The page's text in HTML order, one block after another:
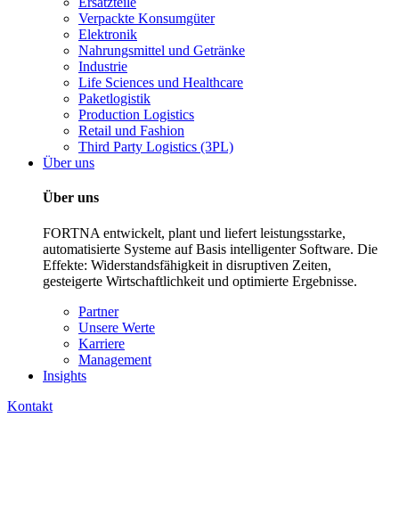
Verpackte Konsumgüter
Elektronik
Nahrungsmittel und Getränke
Industrie
Life Sciences und Healthcare
Paketlogistik
Production Logistics
Retail und Fashion
Third Party Logistics (3PL)
Über uns
Über uns
FORTNA entwickelt, plant und liefert leistungsstarke,
automatisierte Systeme auf Basis intelligenter Software. Die
Effekte: Widerstandsfähigkeit in disruptiven Zeiten,
gesteigerte Wirtschaftlichkeit und optimierte Ergebnisse.
Partner
Unsere Werte
Karriere
Management
Insights
Kontakt